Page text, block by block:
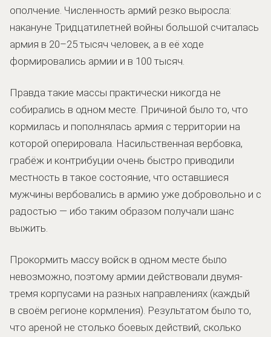
ополчение. Численность армий резко выросла:
накануне Тридцатилетней войны большой считалась
армия в 20–25 тысяч человек, а в её ходе
формировались армии и в 100 тысяч.
Правда такие массы практически никогда не
собирались в одном месте. Причиной было то, что
кормилась и пополнялась армия с территории на
которой оперировала. Насильственная вербовка,
грабёж и контрибуции очень быстро приводили
местность в такое состояние, что оставшиеся
мужчины вербовались в армию уже добровольно и с
радостью — ибо таким образом получали шанс
выжить.
Прокормить массу войск в одном месте было
невозможно, поэтому армии действовали двумя-
тремя корпусами на разных направлениях (каждый
в своём регионе кормления). Результатом было то,
что ареной не столько боевых действий, сколько